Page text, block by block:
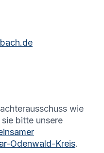
wie
bitte unsere
Odenwald-Kreis.